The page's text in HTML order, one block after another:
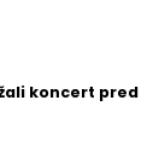
koncert pred